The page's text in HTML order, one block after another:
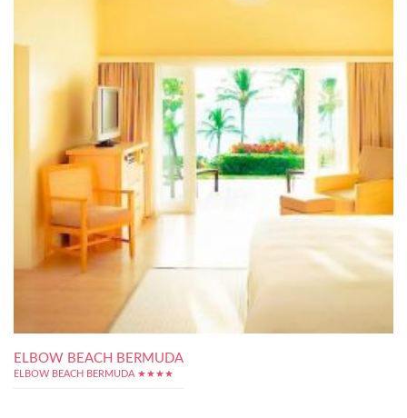
ELBOW BEACH BERMUDA
ELBOW BEACH BERMUDA ★★★★